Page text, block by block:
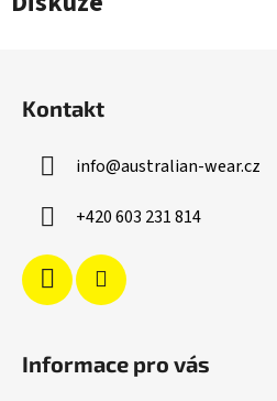
Kontakt
info@australian-wear.cz
+420 603 231 814
Informace pro vás